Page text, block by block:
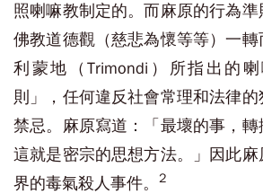
照喇嘛教制定的。而麻原的行為
佛教道德觀（慈悲為懷等等）一
利蒙地（Trimondi）所指出的
則」，任何違反社會常理和法律
禁忌。麻原寫道：「最壞的事，轉
這就是密宗的思想方法。」因此
界的毒氣殺人事件。
2